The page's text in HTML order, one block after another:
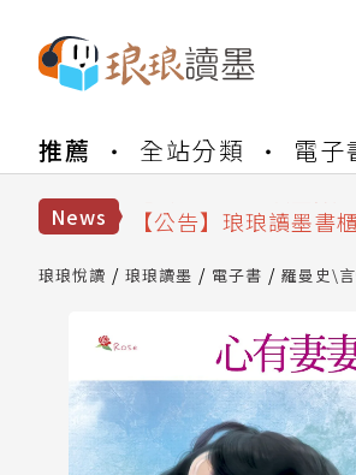
推薦 全站分類 電子
News
【公告】因
【公告】琅琅讀墨書
【公告】琅琅書店服
琅琅悅讀 琅琅讀墨 電子書 羅曼史\